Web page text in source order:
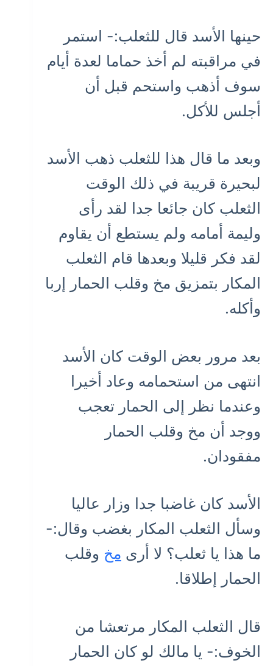
حينها الأسد قال للثعلب:- استمر
في مراقبته لم أخذ حماما لعدة أيام
سوف أذهب واستحم قبل أن
أجلس للأكل.
وبعد ما قال هذا للثعلب ذهب الأسد
لبحيرة قريبة في ذلك الوقت
الثعلب كان جائعا جدا لقد رأى
وليمة أمامه ولم يستطع أن يقاوم
لقد فكر قليلا وبعدها قام الثعلب
المكار بتمزيق مخ وقلب الحمار إربا
وأكله.
بعد مرور بعض الوقت كان الأسد
انتهى من استحمامه وعاد أخيرا
وعندما نظر إلى الحمار تعجب
ووجد أن مخ وقلب الحمار
مفقودان.
الأسد كان غاضبا جدا وزار عاليا
وسأل الثعلب المكار بغضب وقال:-
ما هذا يا ثعلب؟ لا أرى مخ وقلب
الحمار إطلاقا.
قال الثعلب المكار مرتعشا من
الخوف:- يا مالك لو كان الحمار